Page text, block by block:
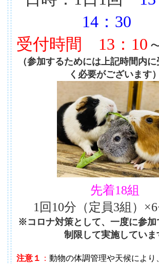
14：30
受付時間
13：10
（参加するためには上記時間内
く必要がございます）
先着18組
1回10分（定員3組）
※コロナ対策として、一度に参加
制限して実施していま
注意１ ： 動物の体調管理や天候により